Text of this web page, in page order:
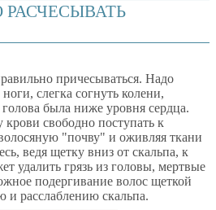
причесываться. Надо
слегка согнуть колени,
была ниже уровня сердца.
крови свободно поступать к
"почву" и оживляя ткани
ведя щетку вниз от скальпа, к
удалить грязь из головы, мертвые
подергивание волос щеткой
расслаблению скальпа.